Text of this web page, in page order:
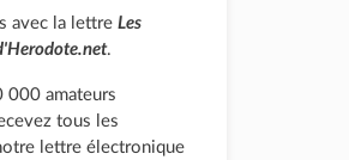
avec la lettreLes
.
000 amateurs
tous les
lettre électronique